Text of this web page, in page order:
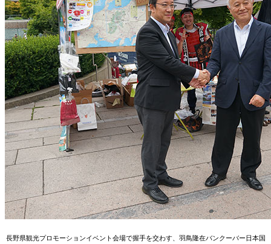
長野県観光プロモーションイベント会場で握手を交わす、羽鳥隆在バンクーバー日本国